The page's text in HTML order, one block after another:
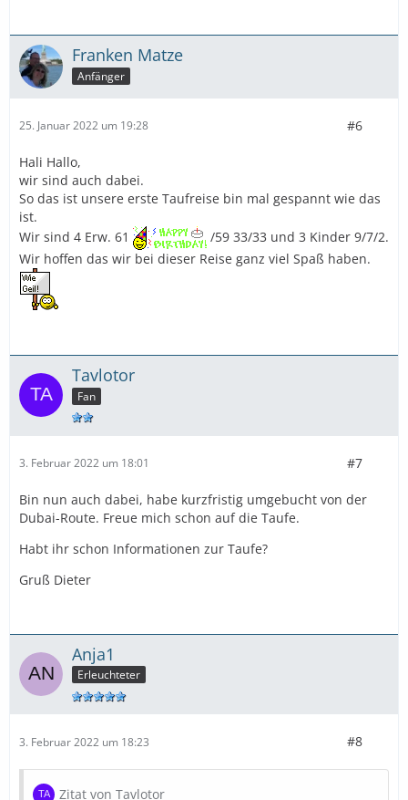
Franken Matze
Anfänger
25. Januar 2022 um 19:28 #6
Hali Hallo,
wir sind auch dabei.
So das ist unsere erste Taufreise bin mal gespannt wie das
ist.
Wir sind 4 Erw. 61
/59 33/33 und 3 Kinder 9/7/2.
Wir hoffen das wir bei dieser Reise ganz viel Spaß haben.
Tavlotor
Fan
3. Februar 2022 um 18:01 #7
Bin nun auch dabei, habe kurzfristig umgebucht von der
Dubai-Route. Freue mich schon auf die Taufe.
Habt ihr schon Informationen zur Taufe?
Gruß Dieter
Anja1
Erleuchteter
3. Februar 2022 um 18:23 #8
Zitat von Tavlotor